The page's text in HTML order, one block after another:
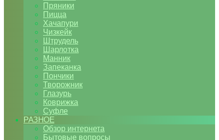
Пряники
Пицца
Хачапури
Чизкейк
Штрудель
Шарлотка
Манник
Запеканка
Пончики
Творожник
Глазурь
Коврижка
Суфле
РАЗНОЕ
Обзор интернета
Бытовые вопросы